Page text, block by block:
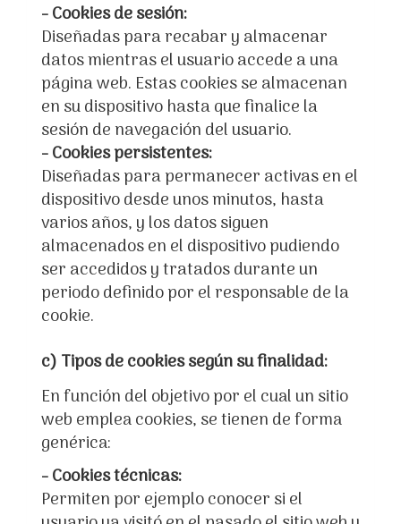
- Cookies de sesión:
Diseñadas para recabar y almacenar
datos mientras el usuario accede a una
página web. Estas cookies se almacenan
en su dispositivo hasta que finalice la
sesión de navegación del usuario.
- Cookies persistentes:
Diseñadas para permanecer activas en el
dispositivo desde unos minutos, hasta
varios años, y los datos siguen
almacenados en el dispositivo pudiendo
ser accedidos y tratados durante un
periodo definido por el responsable de la
cookie.
c) Tipos de cookies según su finalidad:
En función del objetivo por el cual un sitio
web emplea cookies, se tienen de forma
genérica:
- Cookies técnicas:
Permiten por ejemplo conocer si el